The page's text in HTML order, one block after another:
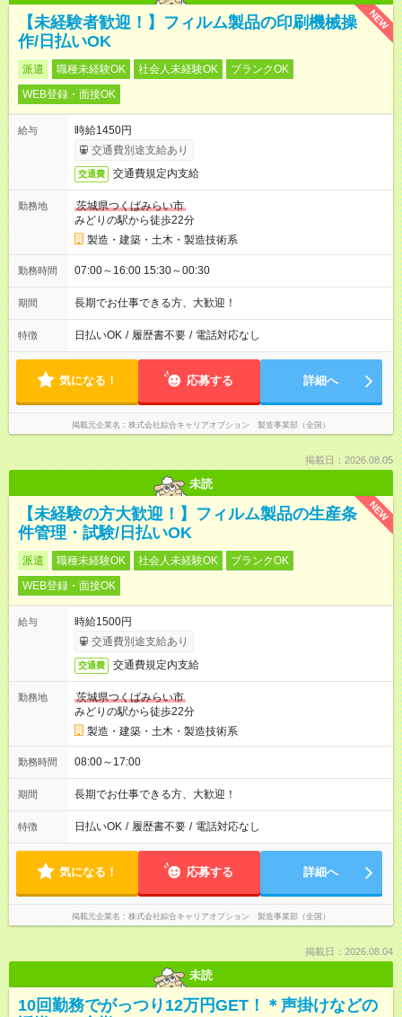
NEW
【未経験者歓迎！】フィルム製品の印刷機械操
作/日払いOK
派遣 職種未経験OK 社会人未経験OK
ブランクOK
WEB登録・面接OK
給与
時給1450円
交通費別途支給あり
交通費 交通費規定内支給
勤務地
茨城県つくばみらい市
みどりの駅から徒歩22分
製造・建築・土木・製造技術系
勤務時間 07:00～16:00 15:30～00:30
期間 長期でお仕事できる方、大歓迎！
特徴 日払いOK / 履歴書不要 / 電話対応なし
気になる！ 応募する 詳細へ
掲載元企業名 株式会社綜合キャリアオプション 製造事業部（全国）
掲載日：2026.08.05
未読
NEW
【未経験の方大歓迎！】フィルム製品の生産条
件管理・試験/日払いOK
派遣 職種未経験OK 社会人未経験OK
ブランクOK
WEB登録・面接OK
給与
時給1500円
交通費別途支給あり
交通費 交通費規定内支給
勤務地
茨城県つくばみらい市
みどりの駅から徒歩22分
製造・建築・土木・製造技術系
勤務時間 08:00～17:00
期間 長期でお仕事できる方、大歓迎！
特徴 日払いOK / 履歴書不要 / 電話対応なし
気になる！ 応募する 詳細へ
掲載元企業名 株式会社綜合キャリアオプション 製造事業部（全国）
掲載日：2026.08.04
未読
10回勤務でがっつり12万円GET！＊声掛けなどの